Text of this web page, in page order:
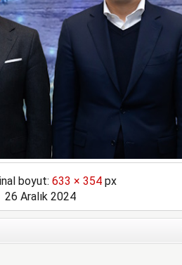
boyut: 633 × 354px
26 Aralık 2024